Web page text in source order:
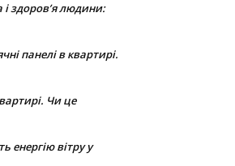
і здоров’я людини:
панелі в квартирі.
Чи це
енергію вітру у